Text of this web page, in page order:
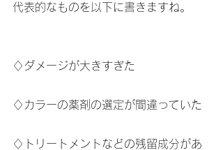
代表的なものを以下に書きますね。
♢ダメージが大きすぎた
♢カラーの薬剤の選定が間違っていた
♢トリートメントなどの残留成分があ